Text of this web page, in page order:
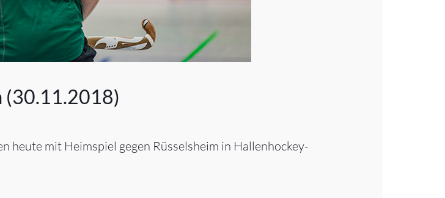
(30.11.2018)
heute mit Heimspiel gegen Rüsselsheim in Hallenhockey-